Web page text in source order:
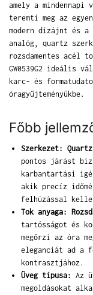
amely a
teremti meg az
modern dizájnt és a
analóg, quartz
rozsdamentes acél
GW0539G2 ideális
karc- és
óragyűjteményükbe.
Főbb
Szerkezet:
pontos járást
karbantartási
akik precíz
felhúzással
Tok anyaga:
tartósságot és
megőrzi az óra
eleganciát ad a
kontrasztjához.
Üveg típusa: Az
megoldásokat